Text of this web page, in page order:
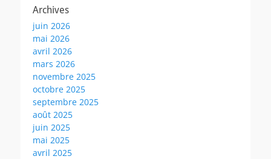
Archives
juin 2026
mai 2026
avril 2026
mars 2026
novembre 2025
octobre 2025
septembre 2025
août 2025
juin 2025
mai 2025
avril 2025